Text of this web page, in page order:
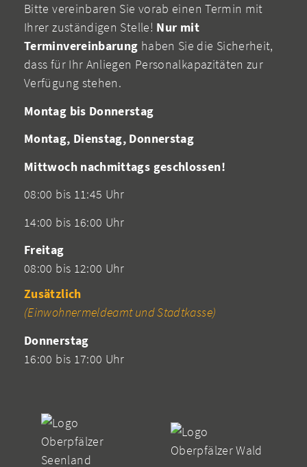
Bitte vereinbaren Sie vorab einen Termin mit
Ihrer zuständigen Stelle! Nur mit
Terminvereinbarung haben Sie die Sicherheit,
dass für Ihr Anliegen Personalkapazitäten zur
Verfügung stehen.
Montag bis Donnerstag
Montag, Dienstag, Donnerstag
Mittwoch nachmittags geschlossen!
08:00 bis 11:45 Uhr
14:00 bis 16:00 Uhr
Freitag
08:00 bis 12:00 Uhr
Zusätzlich
(Einwohnermeldeamt und Stadtkasse)
Donnerstag
16:00 bis 17:00 Uhr